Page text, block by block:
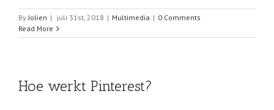
ByJolien | juli 31st, 2018 | Multimedia | 0 Comments
Read More
Hoe werkt Pinterest?